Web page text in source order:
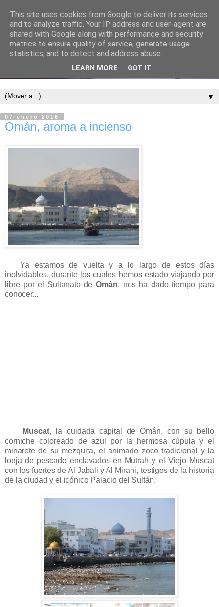
▼
07 enero 2016
Omán, aroma a incienso
Ya estamos de vuelta y a lo largo de estos días
inolvidables, durante los cuales hemos estado viajando por
libre por el Sultanato de Omán, nos ha dado tiempo para
conocer...
Muscat, la cuidada capital de Omán, con su bello
corniche coloreado de azul por la hermosa cúpula y el
minarete de su mezquita, el animado zoco tradicional y la
lonja de pescado enclavados en Mutrah y el Viejo Muscat
con los fuertes de Al Jabali y Al Mirani, testigos de la historia
de la ciudad y el icónico Palacio del Sultán.
This site uses cookies from Google to deliver its services
and to analyze traffic. Your IP address and user-agent are
shared with Google along with performance and security
metrics to ensure quality of service, generate usage
statistics, and to detect and address abuse.
LEARN MORE GOT IT